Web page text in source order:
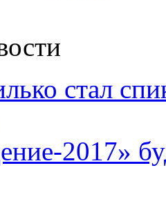
стал
2017»